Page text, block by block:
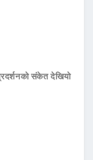
संकेत देखियो